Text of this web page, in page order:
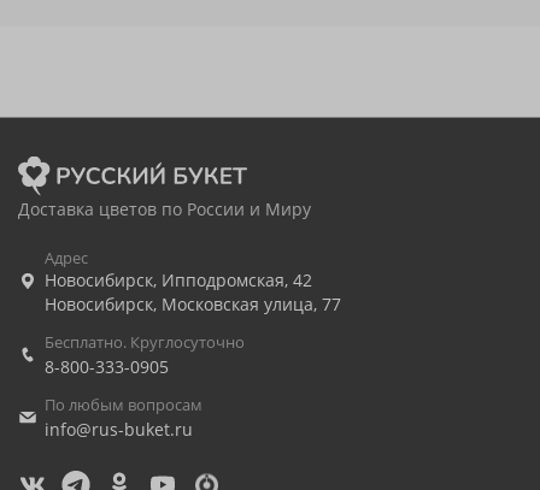
Доставка цветов по России и Миру
Адрес
Новосибирск, Ипподромская, 42
Новосибирск, Московская улица, 77
Бесплатно. Круглосуточно
8-800-333-0905
По любым вопросам
info@rus-buket.ru